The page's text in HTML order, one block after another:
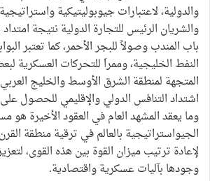
والدولية، لاعتبارات جيوبوليتيكية
والشريان الرئيس للتجارة الدولية نتيجة امتداد
باب المندب وصولاً للبجر الأحمر، كما تعتبر
النفط الخليجية، وممراَ للتحركات العسكرية
المتجهة لمنطقة الشرق الأوسط والخليج
اشتداد التنافس الدولي والإقليمي للحصول
وما يعقد المشهد العام في العقود الأخيرة هو
الجيواستراتيجية بالعالم في ترقية منطقة
لإعادة ترتيب ميزان القوة بين هذه القوى،
وجودها بآليات عسكرية واقتصادية.